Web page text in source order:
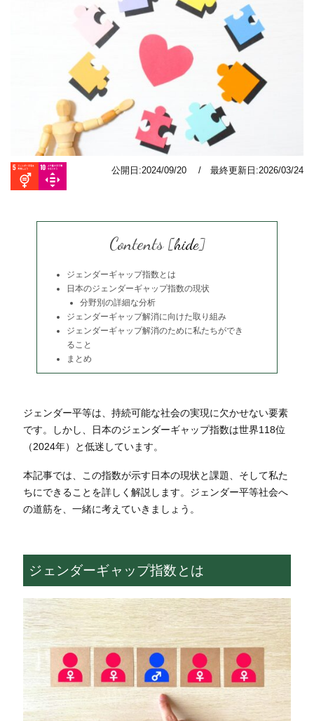
公開日:2024/09/20 / 最終更新日:2026/03/24
Contents [hide]
ジェンダーギャップ指数とは
日本のジェンダーギャップ指数の現状
分野別の詳細な分析
ジェンダーギャップ解消に向けた取り組み
ジェンダーギャップ解消のために私たちができ
ること
まとめ
ジェンダー平等は、持続可能な社会の実現に欠かせない要素
です。しかし、日本のジェンダーギャップ指数は世界118位
（2024年）と低迷しています。
本記事では、この指数が示す日本の現状と課題、そして私た
ちにできることを詳しく解説します。ジェンダー平等社会へ
の道筋を、一緒に考えていきましょう。
ジェンダーギャップ指数とは